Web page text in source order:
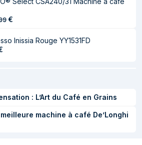
Bleu
€
Inissia Rouge YY1531FD
: L’Art du Café en Grains
machine à café De’Longhi